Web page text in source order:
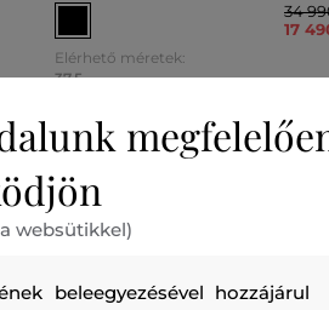
34
17
Elérhető méretek:
37,5
websütikkel)
beleegyezésével hozzájárul